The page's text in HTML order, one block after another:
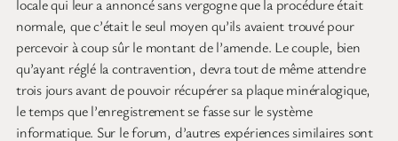
locale qui leur a annoncé sans vergogne que la procédure était
normale, que c’était le seul moyen qu’ils avaient trouvé pour
percevoir à coup sûr le montant de l’amende. Le couple, bien
qu’ayant réglé la contravention, devra tout de même attendre
trois jours avant de pouvoir récupérer sa plaque minéralogique,
le temps que l’enregistrement se fasse sur le système
informatique. Sur le forum, d’autres expériences similaires sont